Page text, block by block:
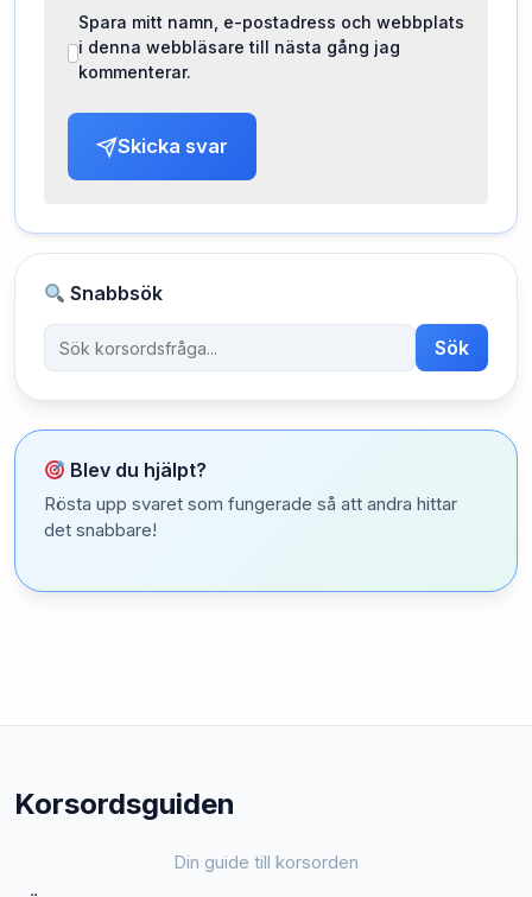
Spara mitt namn, e-postadress och webbplats
i denna webbläsare till nästa gång jag
kommenterar.
Skicka svar
Snabbsök
Sök
Blev du hjälpt?
Rösta upp svaret som fungerade så att andra hittar
det snabbare!
Korsordsguiden
Din guide till korsorden